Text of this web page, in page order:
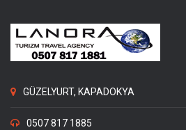
GÜZELYURT, KAPADOKYA
0507 817 1885